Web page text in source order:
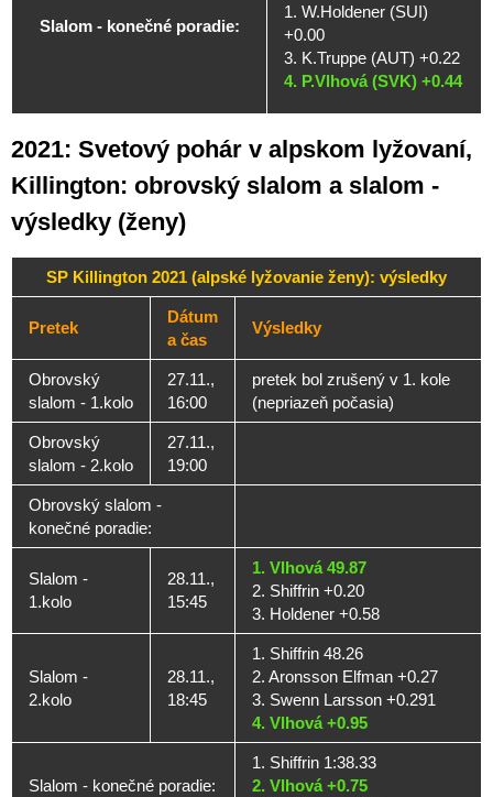
Slalom - konečné poradie:
1. W.Holdener (SUI)
+0.00
3. K.Truppe (AUT) +0.22
4. P.Vlhová (SVK) +0.44
2021: Svetový pohár v alpskom lyžovaní,
Killington: obrovský slalom a slalom -
výsledky (ženy)
SP Killington 2021 (alpské lyžovanie ženy): výsledky
Pretek
Dátum
a čas
Výsledky
Obrovský
slalom - 1.kolo
27.11.,
16:00
pretek bol zrušený v 1. kole
(nepriazeň počasia)
Obrovský
slalom - 2.kolo
27.11.,
19:00
Obrovský slalom -
konečné poradie:
Slalom -
1.kolo
28.11.,
15:45
1. Vlhová 49.87
2. Shiffrin +0.20
3. Holdener +0.58
Slalom -
2.kolo
28.11.,
18:45
1. Shiffrin 48.26
2. Aronsson Elfman +0.27
3. Swenn Larsson +0.291
4. Vlhová +0.95
Slalom - konečné poradie:
1. Shiffrin 1:38.33
2. Vlhová +0.75